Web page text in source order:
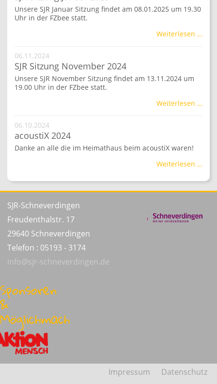
Unsere SJR Januar Sitzung findet am 08.01.2025 um 19.30
Uhr in der FZbee statt.
Weiterlesen …
06.11.2024
SJR Sitzung November 2024
Unsere SJR November Sitzung findet am 13.11.2024 um
19.00 Uhr in der FZbee statt.
Weiterlesen …
06.10.2024
acoustiX 2024
Danke an alle die im Heimathaus beim acoustiX waren!
Weiterlesen …
SJR-Schneverdingen
Freudenthalstr. 17
29640 Schneverdingen
Telefon : 05193 - 3174
info@sjr-schneverdingen.de
Sponsoren
&
Möglichmacher:innen
Impressum Datenschutz